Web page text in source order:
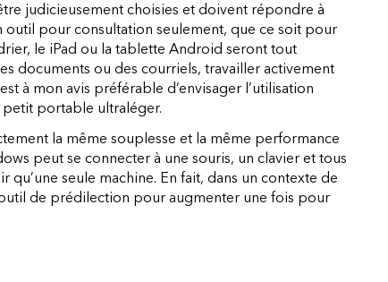
judicieusement choisies et doivent répondre à
outil pour consultation seulement, que ce soit pour
le iPad ou la tablette Android seront tout
documents ou des courriels, travailler activement
à mon avis préférable d’envisager l’utilisation
petit portable ultraléger.
la même souplesse et la même performance
peut se connecter à une souris, un clavier et tous
qu’une seule machine. En fait, dans un contexte de
de prédilection pour augmenter une fois pour